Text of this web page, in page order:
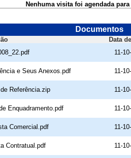
Nenhuma visita foi agendada
Documentos
Data
11-
e Seus Anexos.pdf 11-
Referência.zip 11-
Enquadramento.pdf 11-
Comercial.pdf 11-
Contratual.pdf 11-